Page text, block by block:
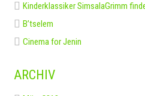
Kinderklassiker SimsalaGrimm
B’tselem
Cinema for Jenin
ARCHIV